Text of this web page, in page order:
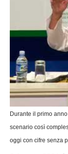
Durante il primo
scenario così
oggi con cifre senza